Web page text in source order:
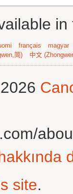
français
magyar
简) 中文
site.